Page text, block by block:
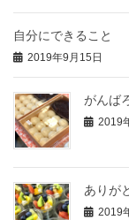
自分にできること
2019年9月15日
がんば
2019
ありが
2019